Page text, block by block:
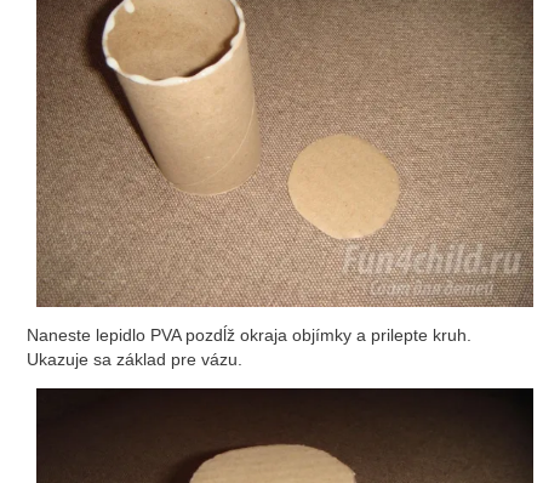
Naneste lepidlo PVA pozdĺž okraja objímky a prilepte kruh.
Ukazuje sa základ pre vázu.